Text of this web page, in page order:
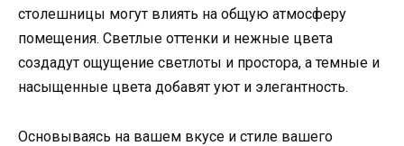
столешницы могут влиять на общую атмосферу
помещения. Светлые оттенки и нежные цвета
создадут ощущение светлоты и простора, а темные и
насыщенные цвета добавят уют и элегантность.
Основываясь на вашем вкусе и стиле вашего